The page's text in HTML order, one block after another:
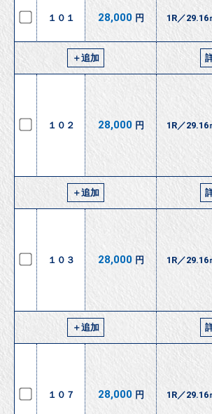
１０１ 28,000 円 1R／29.16
＋追加
１０２ 28,000 円 1R／29.16
＋追加
１０３ 28,000 円 1R／29.16
＋追加
１０７ 28,000 円 1R／29.16